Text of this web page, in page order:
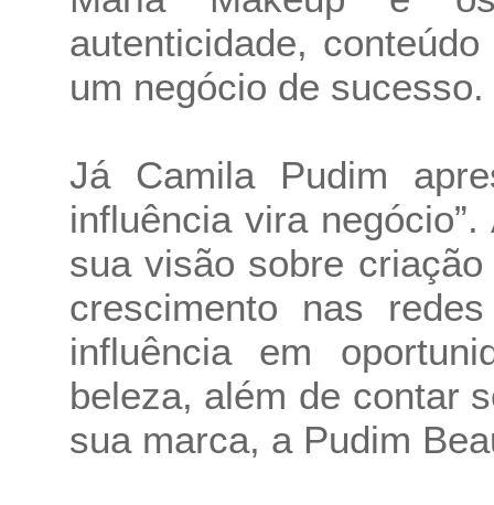
autenticidade,
um negócio de sucesso.
Já Camila Pudim
influência vira
sua visão sobre
crescimento nas
influência em
beleza, além de contar
sua marca, a Pudim